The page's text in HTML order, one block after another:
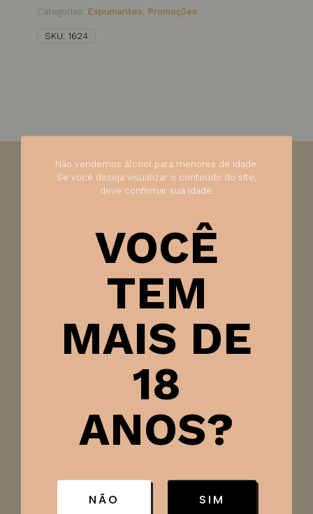
Categorias: Espumantes, Promoções
SKU: 1624
Com tonalidade dourada apresenta finas e
Aromas amanteigados, que lembram nozes
Demonstra perfeita harmonia entre os baixos
teores de açúcar e a acidez delicada e refrescante.
Ideal para festas , aperitivos , pratos
saboreá-lo em ocasiões especiais
Tipo de vinho
Espumante
Brasil
Não vendemos álcool para menores de idade.
Se você deseja visualizar o conteúdo do site,
deve confirmar sua idade.
VOCÊ
TEM
MAIS DE
18
ANOS?
NÃO SIM